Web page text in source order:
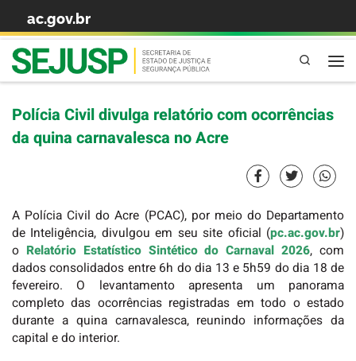
Skip to content
ac.gov.br
Pesquisa
Polícia Civil divulga relatório com ocorrências
da quina carnavalesca no Acre
A Polícia Civil do Acre (PCAC), por meio do Departamento
de Inteligência, divulgou em seu site oficial (pc.ac.gov.br)
o Relatório Estatístico Sintético do Carnaval 2026, com
dados consolidados entre 6h do dia 13 e 5h59 do dia 18 de
fevereiro. O levantamento apresenta um panorama
completo das ocorrências registradas em todo o estado
durante a quina carnavalesca, reunindo informações da
capital e do interior.